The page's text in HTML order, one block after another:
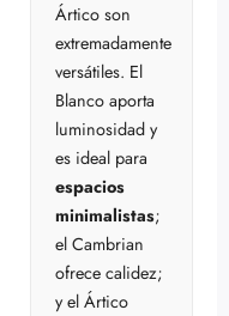
Ártico son
extremadamente
versátiles. El
Blanco aporta
luminosidad y
es ideal para
espacios
minimalistas;
el Cambrian
ofrece calidez;
y el Ártico